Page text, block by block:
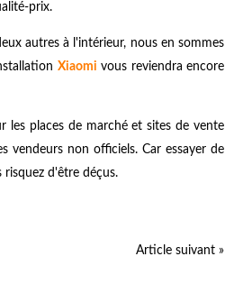
prix.
autres à l'intérieur, nous en sommes
Xiaomi vous reviendra encore
places de marché et sites de vente
vendeurs non officiels. Car essayer de
d'être déçus.
Article suivant »